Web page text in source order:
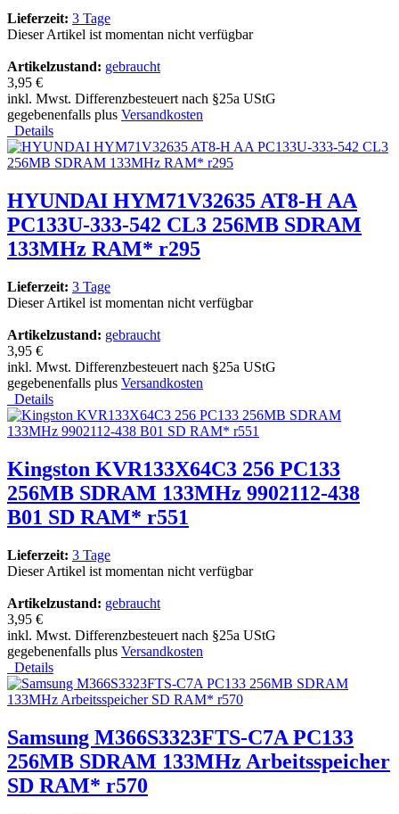
Lieferzeit: 3 Tage
Dieser Artikel ist momentan nicht verfügbar
Artikelzustand: gebraucht
3,95 €
inkl. Mwst. Differenzbesteuert nach §25a UStG
gegebenenfalls plus Versandkosten
Details
HYUNDAI HYM71V32635 AT8-H AA
PC133U-333-542 CL3 256MB SDRAM
133MHz RAM* r295
Lieferzeit: 3 Tage
Dieser Artikel ist momentan nicht verfügbar
Artikelzustand: gebraucht
3,95 €
inkl. Mwst. Differenzbesteuert nach §25a UStG
gegebenenfalls plus Versandkosten
Details
Kingston KVR133X64C3 256 PC133
256MB SDRAM 133MHz 9902112-438
B01 SD RAM* r551
Lieferzeit: 3 Tage
Dieser Artikel ist momentan nicht verfügbar
Artikelzustand: gebraucht
3,95 €
inkl. Mwst. Differenzbesteuert nach §25a UStG
gegebenenfalls plus Versandkosten
Details
Samsung M366S3323FTS-C7A PC133
256MB SDRAM 133MHz Arbeitsspeicher
SD RAM* r570